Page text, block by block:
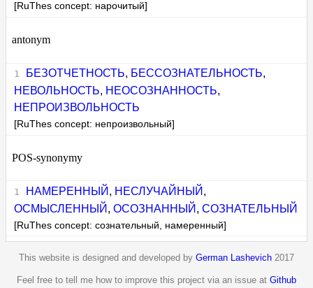
[RuThes concept: нарочитый]
antonym
БЕЗОТЧЕТНОСТЬ, БЕССОЗНАТЕЛЬНОСТЬ,
НЕВОЛЬНОСТЬ, НЕОСОЗНАННОСТЬ,
НЕПРОИЗВОЛЬНОСТЬ
[RuThes concept: непроизвольный]
POS-synonymy
НАМЕРЕННЫЙ , НЕСЛУЧАЙНЫЙ ,
ОСМЫСЛЕННЫЙ ,ОСОЗНАННЫЙ ,СОЗНАТЕЛЬНЫЙ
[RuThes concept: сознательный, намеренный]
This website is designed and developed by German Lashevich 2017
Feel free to tell me how to improve this project via an issue at Github